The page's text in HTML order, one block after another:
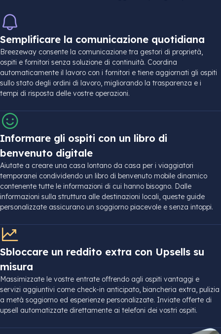
Semplificare la comunicazione quotidiana
Breezeway consente la comunicazione tra gestori di proprietà,
ospiti e fornitori senza soluzione di continuità. Coordina
automaticamente il lavoro con i fornitori e tiene aggiornati gli ospiti
sullo stato degli ordini di lavoro, migliorando la trasparenza e i
tempi di risposta delle vostre operazioni.
Informare gli ospiti con un libro di
benvenuto digitale
Aiutate a creare una casa lontano da casa per i viaggiatori
temporanei condividendo un libro di benvenuto mobile dinamico
contenente tutte le informazioni di cui hanno bisogno. Dalle
informazioni sulla struttura alle destinazioni locali, queste guide
personalizzate assicurano un soggiorno piacevole e senza intoppi.
Sbloccare un reddito extra con Upsells su
misura
Massimizzate le vostre entrate offrendo agli ospiti vantaggi e
servizi aggiuntivi come check-in anticipato, biancheria extra, pulizia
a metà soggiorno ed esperienze personalizzate. Inviate offerte di
upsell automatizzate direttamente ai telefoni dei vostri ospiti.